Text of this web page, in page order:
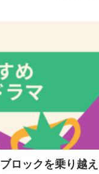
ロックを乗り越え